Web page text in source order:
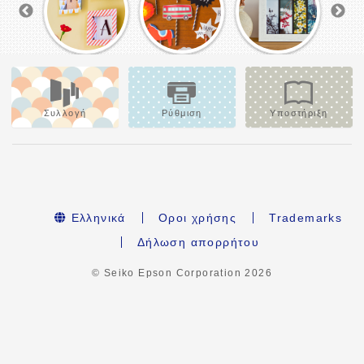
Συλλογή Ρύθμιση Υποστήριξη
Ελληνικά Οροι χρήσης
Trademarks
Δήλωση απορρήτου
© Seiko Epson Corporation2026